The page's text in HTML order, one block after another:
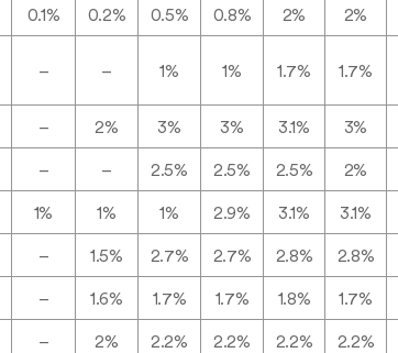
0.1% 0.2% 0.5% 0.8% 2% 2%
– – 1% 1% 1.7% 1.7%
– 2% 3% 3% 3.1% 3%
– – 2.5% 2.5% 2.5% 2%
1% 1% 1% 2.9% 3.1% 3.1%
– 1.5% 2.7% 2.7% 2.8% 2.8%
– 1.6% 1.7% 1.7% 1.8% 1.7%
– 2% 2.2% 2.2% 2.2% 2.2%